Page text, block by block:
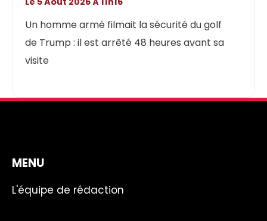
Un homme armé filmait la sécurité du golf
de Trump : il est arrêté 48 heures avant sa
visite
MENU
L'équipe de rédaction